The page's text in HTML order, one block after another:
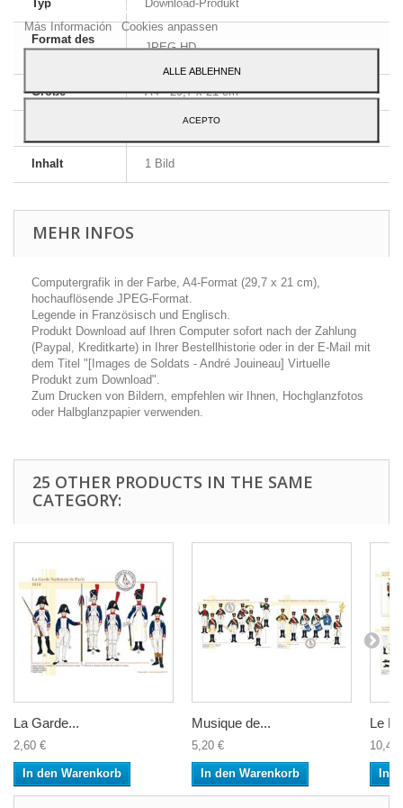
Typ Download-Produkt
Format des
JPEG HD
Größe A4 - 29,7 x 21 cm
Englisch und Französisch
Inhalt 1 Bild
MEHR INFOS
Computergrafik in der Farbe, A4-Format (29,7 x 21 cm),
hochauflösende JPEG-Format.
Legende in Französisch und Englisch.
Produkt Download auf Ihren Computer sofort nach der Zahlung
(Paypal, Kreditkarte) in Ihrer Bestellhistorie oder in der E-Mail mit
dem Titel "[Images de Soldats - André Jouineau] Virtuelle
Produkt zum Download".
Zum Drucken von Bildern, empfehlen wir Ihnen, Hochglanzfotos
oder Halbglanzpapier verwenden.
25 OTHER PRODUCTS IN THE SAME
CATEGORY:
La Garde...
2,60 €
In den Warenkorb
Musique de...
5,20 €
In den Warenkorb
Le
10,40
In
zu geben, klicken Sie auf die Schaltfläche Akzeptieren.
Más Información Cookies anpassen
ALLE ABLEHNEN
ACEPTO